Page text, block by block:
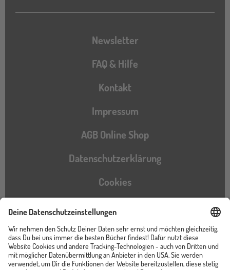
Newsletter
FAQ & Hilfe
Kontakt
Impressum
AGB Online Shop
Datenschutzerklärung
Cookies
Barrierefreiheitserklärung
Instagram
TikTokPinterestYouTubeFacebook